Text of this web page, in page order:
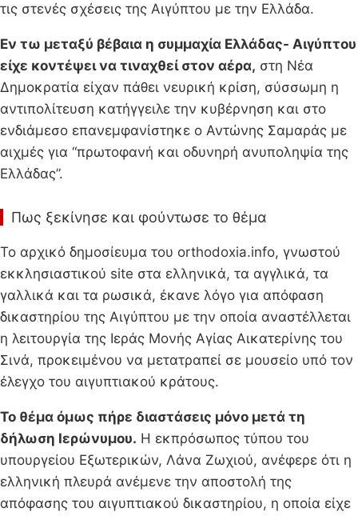
τις στενές σχέσεις της Αιγύπτου με την Ελλάδα.
Εν τω μεταξύ βέβαια η συμμαχία Ελλάδας- Αιγύπτου
είχε κοντέψει να τιναχθεί στον αέρα, στη Νέα
Δημοκρατία είχαν πάθει νευρική κρίση, σύσσωμη η
αντιπολίτευση κατήγγειλε την κυβέρνηση και στο
ενδιάμεσο επανεμφανίστηκε ο Αντώνης Σαμαράς με
αιχμές για “πρωτοφανή και οδυνηρή ανυποληψία της
Ελλάδας”.
Πως ξεκίνησε και φούντωσε το θέμα
Το αρχικό δημοσίευμα του orthodoxia.info, γνωστού
εκκλησιαστικού site στα ελληνικά, τα αγγλικά, τα
γαλλικά και τα ρωσικά, έκανε λόγο για απόφαση
δικαστηρίου της Αιγύπτου με την οποία αναστέλλεται
η λειτουργία της Ιεράς Μονής Αγίας Αικατερίνης του
Σινά, προκειμένου να μετατραπεί σε μουσείο υπό τον
έλεγχο του αιγυπτιακού κράτους.
Το θέμα όμως πήρε διαστάσεις μόνο μετά τη
δήλωση Ιερώνυμου. Η εκπρόσωπος τύπου του
υπουργείου Εξωτερικών, Λάνα Ζωχιού, ανέφερε ότι η
ελληνική πλευρά ανέμενε την αποστολή της
απόφασης του αιγυπτιακού δικαστηρίου, η οποία είχε